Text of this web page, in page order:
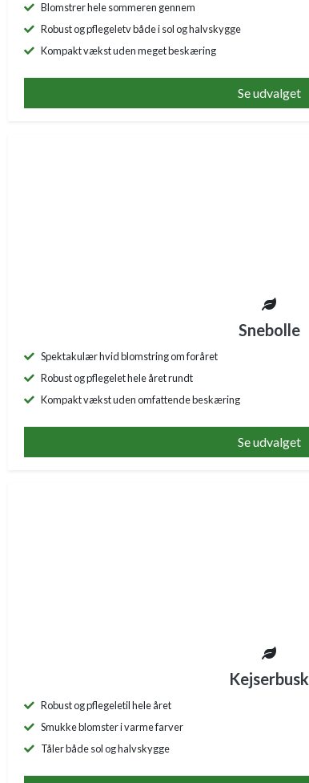
Blomstrer hele sommeren gennem
Robust og pflegeletv både i sol og halvskygge
Kompakt vækst uden meget beskæring
Se udvalget
Snebolle
Spektakulær hvid blomstring om foråret
Robust og pflegelet hele året rundt
Kompakt vækst uden omfattende beskæring
Se udvalget
Kejserbusk
Robust og pflegeletil hele året
Smukke blomster i varme farver
Tåler både sol og halvskygge